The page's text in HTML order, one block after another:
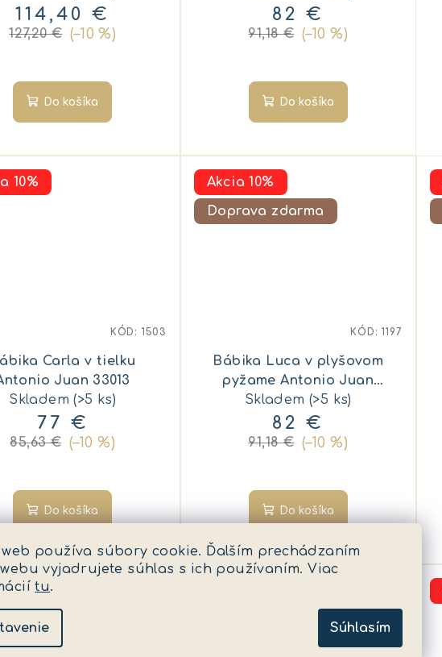
web používa súbory cookie. Ďalším prechádzaním
vyjadrujete súhlas s ich používaním. Viac
tu.
Súhlasím
114,40 €
127,20 € (–10 %)
Do košíka
82 €
91,18 € (–10 %)
Do košíka
10%
Carla v tielku
Juan 33013
Skladem(>5 ks)
77 €
85,63 € (–10 %)
Do košíka
KÓD: 1503
Akcia 10%
Doprava zdarma
Bábika Luca v plyšovom
pyžame Antonio Juan
50416
Skladem (>5 ks)
82 €
91,18 € (–10 %)
Do košíka
KÓD:1197
10%
zdarma